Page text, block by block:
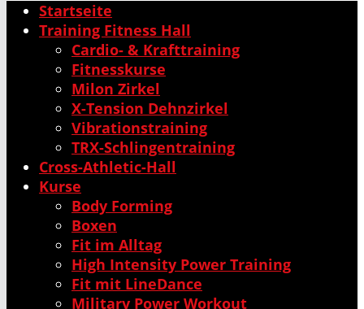
Startseite
Training Fitness Hall
Cardio- & Krafttraining
Fitnesskurse
Milon Zirkel
X-Tension Dehnzirkel
Vibrationstraining
TRX-Schlingentraining
Cross-Athletic-Hall
Kurse
Body Forming
Boxen
Fit im Alltag
High Intensity Power Training
Fit mit LineDance
Military Power Workout